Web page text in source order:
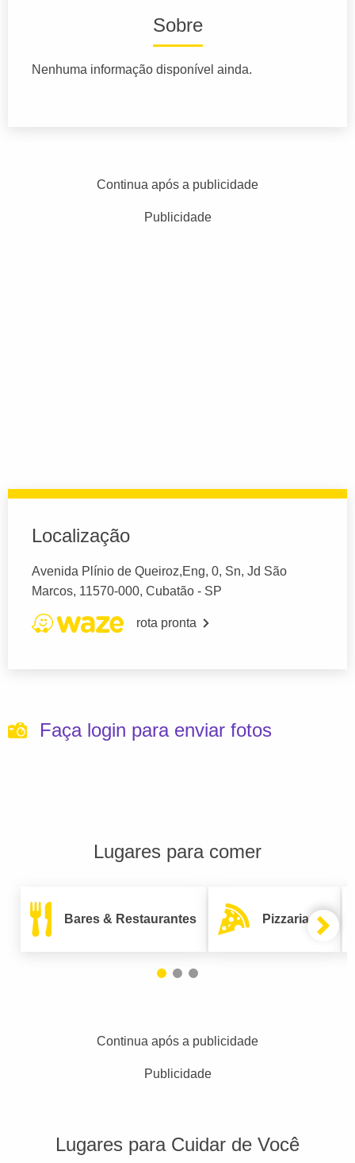
Sobre
Nenhuma informação disponível ainda.
Continua após a publicidade
Publicidade
Localização
Avenida Plínio de Queiroz,Eng, 0, Sn, Jd São
Marcos, 11570-000, Cubatão - SP
rota pronta
Faça login para enviar fotos
Lugares para comer
Bares & Restaurantes Pizzarias
Continua após a publicidade
Publicidade
Lugares para Cuidar de Você